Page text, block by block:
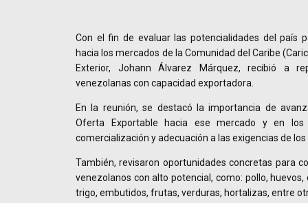
Con el fin de evaluar las potencialidades del país
hacia los mercados de la Comunidad del Caribe
Exterior, Johann Álvarez Márquez, recibió a
venezolanas con capacidad exportadora.
En la reunión, se destacó la importancia de
Oferta Exportable hacia ese mercado y en los
comercialización y adecuación a las exigencias de
También, revisaron oportunidades concretas para
venezolanos con alto potencial, como: pollo,
trigo, embutidos, frutas, verduras, hortalizas, entre